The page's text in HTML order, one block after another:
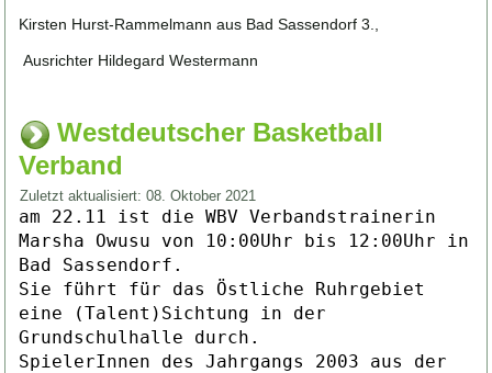
Kirsten Hurst-Rammelmann aus Bad Sassendorf 3.,
Ausrichter Hildegard Westermann
Westdeutscher Basketball
Verband
Zuletzt aktualisiert: 08. Oktober 2021
am 22.11 ist die WBV Verbandstrainerin
Marsha Owusu von 10:00Uhr bis 12:00Uhr in
Bad Sassendorf.
Sie führt für das Östliche Ruhrgebiet
eine (Talent)Sichtung in der
Grundschulhalle durch.
SpielerInnen des Jahrgangs 2003 aus der